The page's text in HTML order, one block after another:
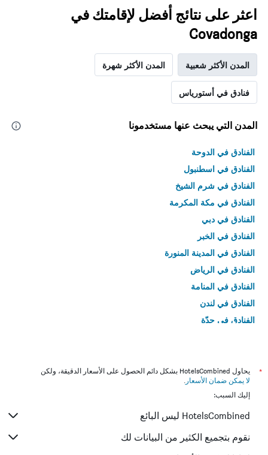
اعثر على نتائج أفضل لإقامتك في
Covadonga
المدن الأكثر شعبية المدن الأكثر شهرة
فنادق في أستورياس
المدن التي يبحث عنها مستخدمونا
الفنادق في الدوحة
الفنادق في اسطنبول
الفنادق في شرم الشيخ
الفنادق في مكة المكرمة
الفنادق في دبي
الفنادق في الخبر
الفنادق في المدينة المنورة
الفنادق في الرياض
الفنادق في المنامة
الفنادق في لندن
الفنادق في جدّة
*
يحاول HotelsCombined بشكل دائم الحصول على الأسعار الدقيقة، ولكن
لا يمكن ضمان الأسعار .
إليك السبب:
HotelsCombined ليس البائع
نقوم بتجميع الكثير من البيانات لك